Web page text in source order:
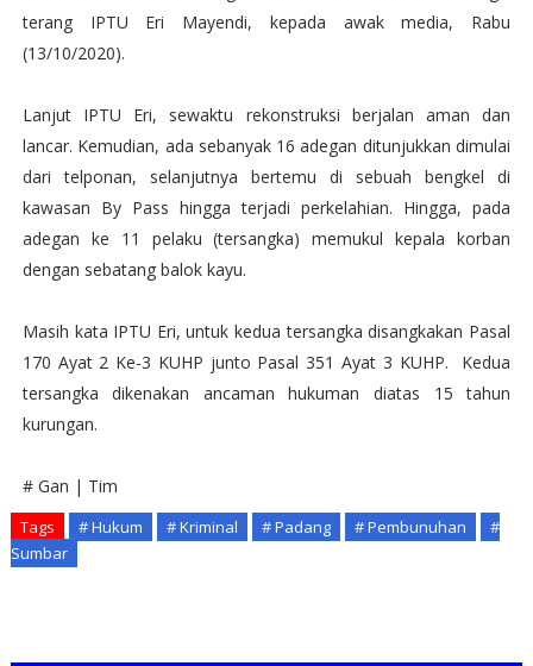
terang IPTU Eri Mayendi, kepada awak media, Rabu
(13/10/2020).
Lanjut IPTU Eri, sewaktu rekonstruksi berjalan aman dan
lancar. Kemudian, ada sebanyak 16 adegan ditunjukkan dimulai
dari telponan, selanjutnya bertemu di sebuah bengkel di
kawasan By Pass hingga terjadi perkelahian. Hingga, pada
adegan ke 11 pelaku (tersangka) memukul kepala korban
dengan sebatang balok kayu.
Masih kata IPTU Eri, untuk kedua tersangka disangkakan Pasal
170 Ayat 2 Ke-3 KUHP junto Pasal 351 Ayat 3 KUHP. Kedua
tersangka dikenakan ancaman hukuman diatas 15 tahun
kurungan.
# Gan | Tim
Tags # Hukum # Kriminal # Padang # Pembunuhan
#
Sumbar